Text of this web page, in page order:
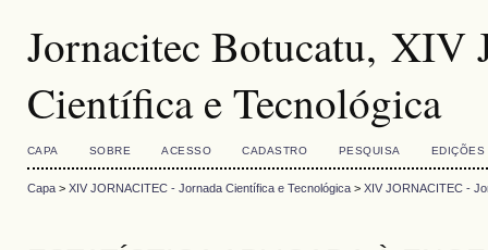
Jornacitec Botucatu, XIV
Científica e Tecnológica
CAPA SOBRE ACESSO CADASTRO PESQUISA EDIÇÕES
Capa> XIV JORNACITEC - Jornada Científica e Tecnológica> XIV JORNACITEC -